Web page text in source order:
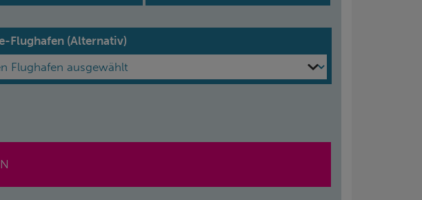
Flughafen (Alternativ)